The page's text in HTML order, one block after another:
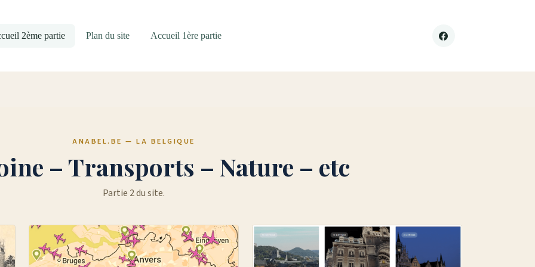
2ème partie
Plan du site Accueil 1ère partie
ANABEL.BE — LA BELGIQUE
– Transports – Nature – etc
Partie 2 du site.